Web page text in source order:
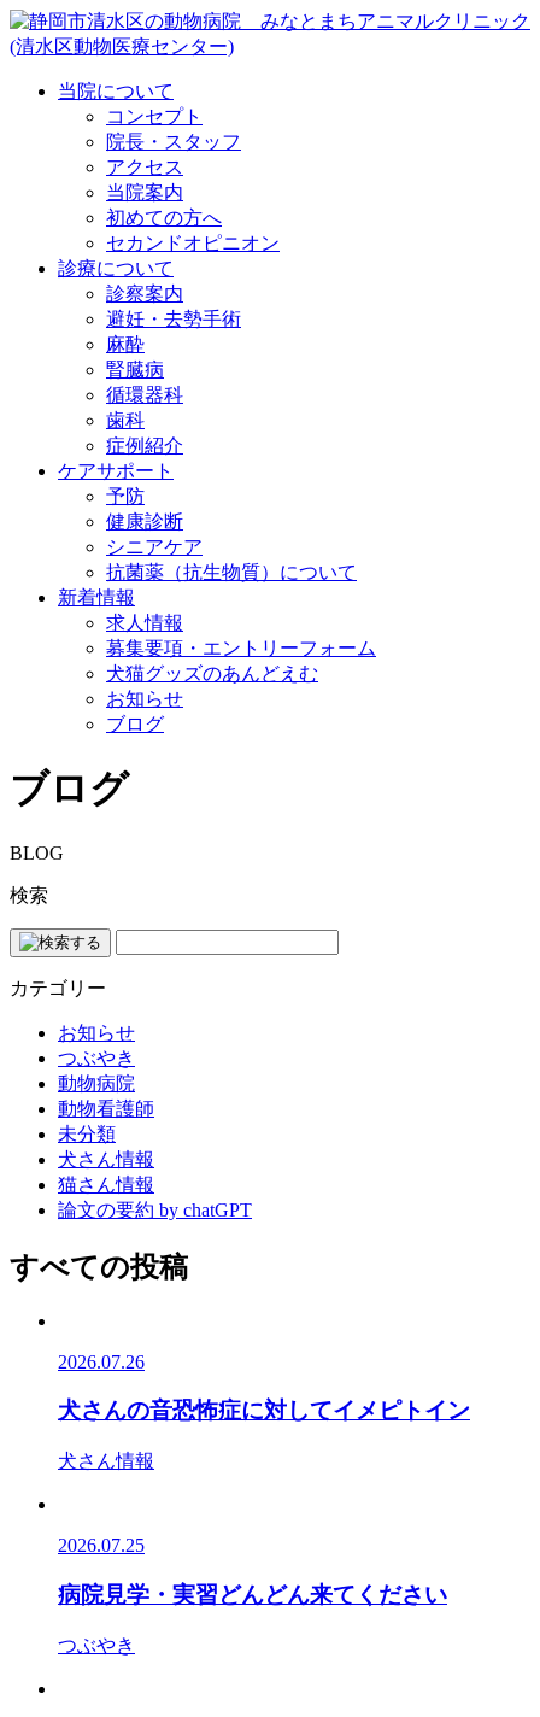
当院について
コンセプト
院長・スタッフ
アクセス
当院案内
初めての方へ
セカンドオピニオン
診療について
診察案内
避妊・去勢手術
麻酔
腎臓病
循環器科
歯科
症例紹介
ケアサポート
予防
健康診断
シニアケア
抗菌薬（抗生物質）について
新着情報
求人情報
募集要項・エントリーフォーム
犬猫グッズのあんどえむ
お知らせ
ブログ
ブログ
BLOG
検索
カテゴリー
お知らせ
つぶやき
動物病院
動物看護師
未分類
犬さん情報
猫さん情報
論文の要約 by chatGPT
すべての投稿
2026.07.26
犬さんの音恐怖症に対してイメピトイン
犬さん情報
2026.07.25
病院見学・実習どんどん来てください
つぶやき